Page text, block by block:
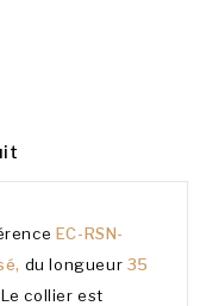
EC-RSN-
du longueur 35
collier est